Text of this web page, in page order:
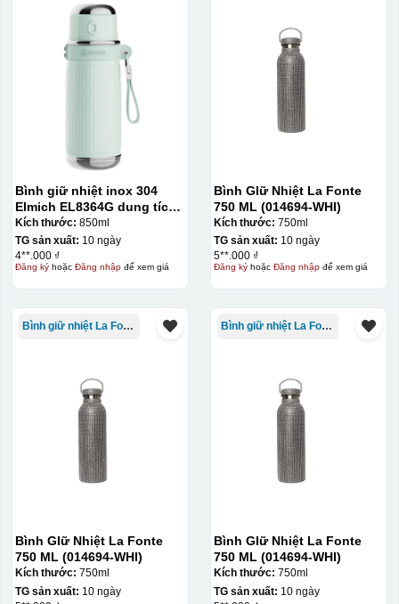
Bình giữ nhiệt inox 304
Elmich EL8364G dung tích
850ml
Kích thước: 850ml
TG sản xuất: 10 ngày
4**.000 ₫
Đăng kýhoặc Đăng nhậpđể xem giá
Bình GIữ Nhiệt La Fonte
750 ML (014694-WHI)
Kích thước: 750ml
TG sản xuất: 10 ngày
5**.000 ₫
Đăng kýhoặc Đăng nhậpđể xem giá
Bình giữ nhiệt La Fonte
Bình GIữ Nhiệt La Fonte
750 ML (014694-WHI)
Kích thước: 750ml
TG sản xuất: 10 ngày
Bình giữ nhiệt La Fonte
Bình GIữ Nhiệt La Fonte
750 ML (014694-WHI)
Kích thước: 750ml
TG sản xuất: 10 ngày